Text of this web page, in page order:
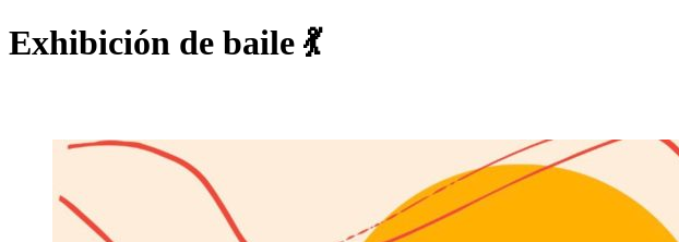
Exhibición de baile 💃